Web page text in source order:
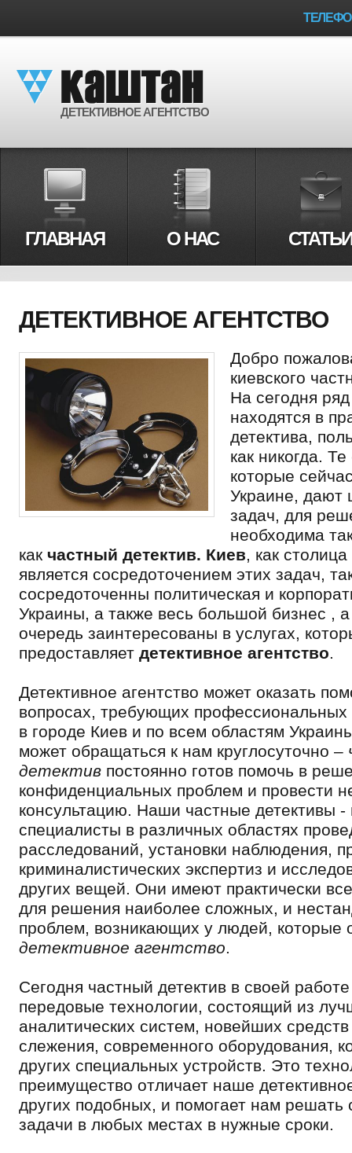
ДЕТЕКТИВНОЕ АГЕНТСТВО
ГЛАВНАЯ О НАС СТАТЬИ
ДЕТЕКТИВНОЕ АГЕНТСТВО
Добро
киевского
На сегодня
находятся в
детектива,
как никогда.
которые
Украине, дают
задач, для
необходима
как частный детектив. Киев, как
является сосредоточением этих задач,
сосредоточенны политическая и
Украины, а также весь большой бизнес ,
очередь заинтересованы в услугах,
предоставляет детективное агентство.
Детективное агентство может оказать
вопросах, требующих профессиональных
в городе Киев и по всем областям
может обращаться к нам круглосуточно –
детектив постоянно готов помочь в
конфиденциальных проблем и провести
консультацию. Наши частные детективы
специалисты в различных областях
расследований, установки наблюдения,
криминалистических экспертиз и
других вещей. Они имеют практически
для решения наиболее сложных, и
проблем, возникающих у людей, которые
детективное агентство.
Сегодня частный детектив в своей
передовые технологии, состоящий из
аналитических систем, новейших
слежения, современного оборудования,
других специальных устройств. Это
преимущество отличает наше
других подобных, и помогает нам
задачи в любых местах в нужные сроки.